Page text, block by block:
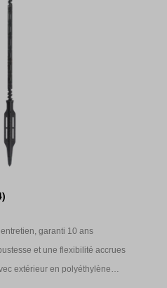
garanti 10 ans
et une flexibilité accrues
extérieur en polyéthylène